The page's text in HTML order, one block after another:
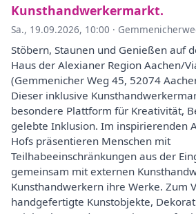
Kunsthandwerkermarkt.
Sa., 19.09.2026, 10:00 ·
Stöbern, Staunen und Genießen auf
Haus der Alexianer Region Aachen/
(Gemmenicher Weg 45, 52074
Dieser inklusive
besondere Plattform für Kreativität,
gelebte Inklusion. Im inspirierenden
Hofs präsentieren Menschen mit
Teilhabeeinschränkungen aus der
gemeinsam mit externen
Kunsthandwerkern ihre Werke. Zum
handgefertigte Kunstobjekte,